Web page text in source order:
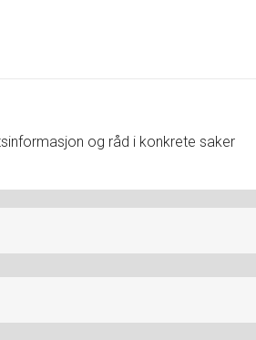
og råd i konkrete saker